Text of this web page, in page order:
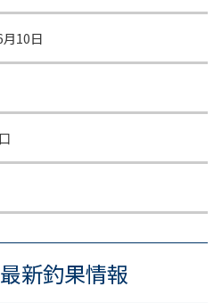
10日
新釣果情報